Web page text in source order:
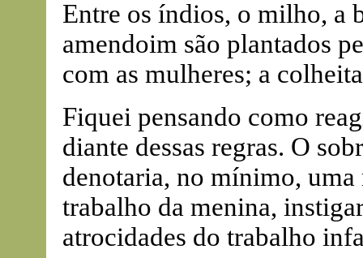
Entre os índios, o milho, a
amendoim são plantados
com as mulheres; a
Fiquei pensando como
diante dessas regras. O
denotaria, no mínimo,
trabalho da menina,
atrocidades do trabalho